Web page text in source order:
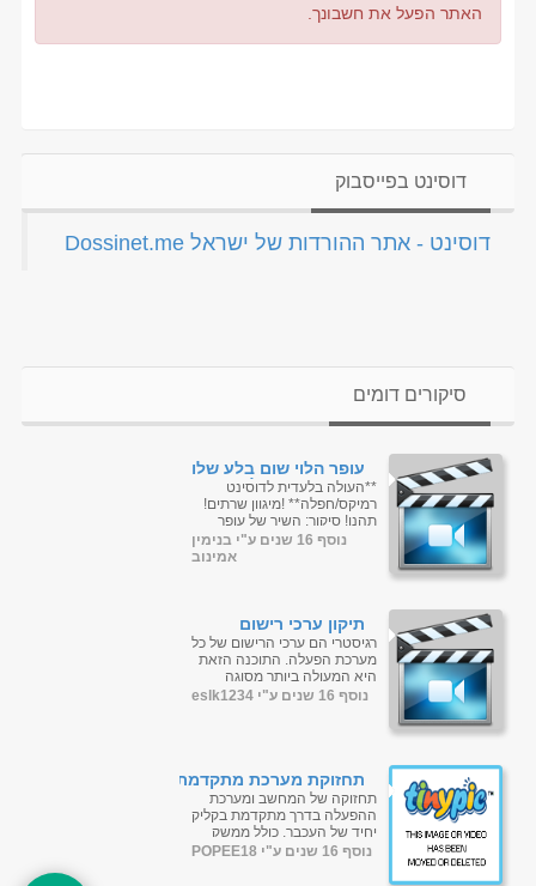
האתר הפעל את חשבונך.
דוסינט בפייסבוק
‏דוסינט - אתר ההורדות של ישראל Dossinet.me‏
סיקורים דומים
עופר הלוי שום בלע שלו
רמיקס אדיר בלעדי ברשת
(חובה)
**העולה בלעדית לדוסינט
רמיקס/חפלה** !מיגוון שרתים!
תהנו! סיקור: השיר של עופר
הלוי בחידוש מפציץ שאין כמהו!
נוסף 16 שנים ע"י בנימין
אמינוב
תיקון ערכי רישום
מקצועי|PC Tools
Registry Mechanic
10.0.0.126
רגיסטרי הם ערכי הרישום של כל
מערכת הפעלה. התוכנה הזאת
היא המעולה ביותר מסוגה
לניקוי ערכי הרישום הלא טובים,
נוסף 16 שנים ע"י eslk1234
תחזוקת מערכת מתקדמת|
גרסה חדשה|רישום
והפעלה אוטומטיים
תחזוקה של המחשב ומערכת
ההפעלה בדרך מתקדמת בקליק
יחיד של העכבר, כולל ממשק
בעברית. כדי להפוך את הממשק
נוסף 16 שנים ע"י POPEE18